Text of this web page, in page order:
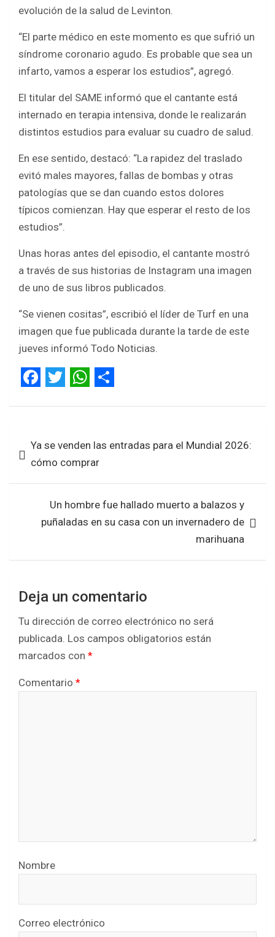
evolución de la salud de Levinton.
“El parte médico en este momento es que sufrió un
síndrome coronario agudo. Es probable que sea un
infarto, vamos a esperar los estudios”, agregó.
El titular del SAME informó que el cantante está
internado en terapia intensiva, donde le realizarán
distintos estudios para evaluar su cuadro de salud.
En ese sentido, destacó: “La rapidez del traslado
evitó males mayores, fallas de bombas y otras
patologías que se dan cuando estos dolores
típicos comienzan. Hay que esperar el resto de los
estudios”.
Unas horas antes del episodio, el cantante mostró
a través de sus historias de Instagram una imagen
de uno de sus libros publicados.
“Se vienen cositas”, escribió el líder de Turf en una
imagen que fue publicada durante la tarde de este
jueves informó Todo Noticias.
e
t
e
r
a
t
p
a
r
de Ya se venden las entradas para el Mundial 2026:
cómo comprar
Un hombre fue hallado muerto a balazos y
puñaladas en su casa con un invernadero de
marihuana
Deja un comentario
Tu dirección de correo electrónico no será
publicada. Los campos obligatorios están
marcados con *
Comentario *
Nombre
Correo electrónico